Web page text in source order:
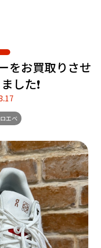
をお買取りさせ
した❗️
エベ